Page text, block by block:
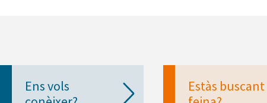
Ens vols
Estàs buscant